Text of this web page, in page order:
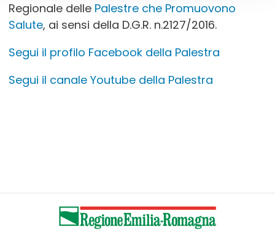
Regionale delle Palestre che Promuovono
Salute, ai sensi della D.G.R. n.2127/2016.
Segui il profilo Facebook della Palestra
Segui il canale Youtube della Palestra